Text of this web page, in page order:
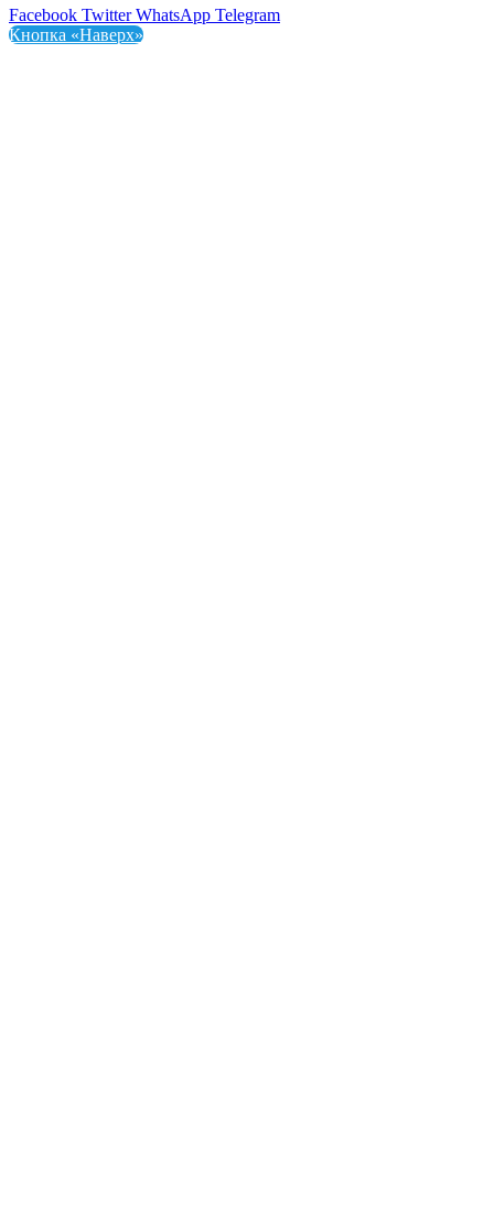
Facebook Twitter WhatsApp Telegram
Кнопка «Наверх»